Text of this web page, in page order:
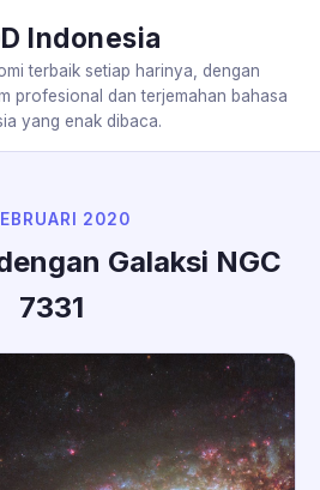
Indonesia
terbaik setiap harinya, dengan
profesional dan terjemahan bahasa
yang enak dibaca.
2020
Galaksi NGC
7331